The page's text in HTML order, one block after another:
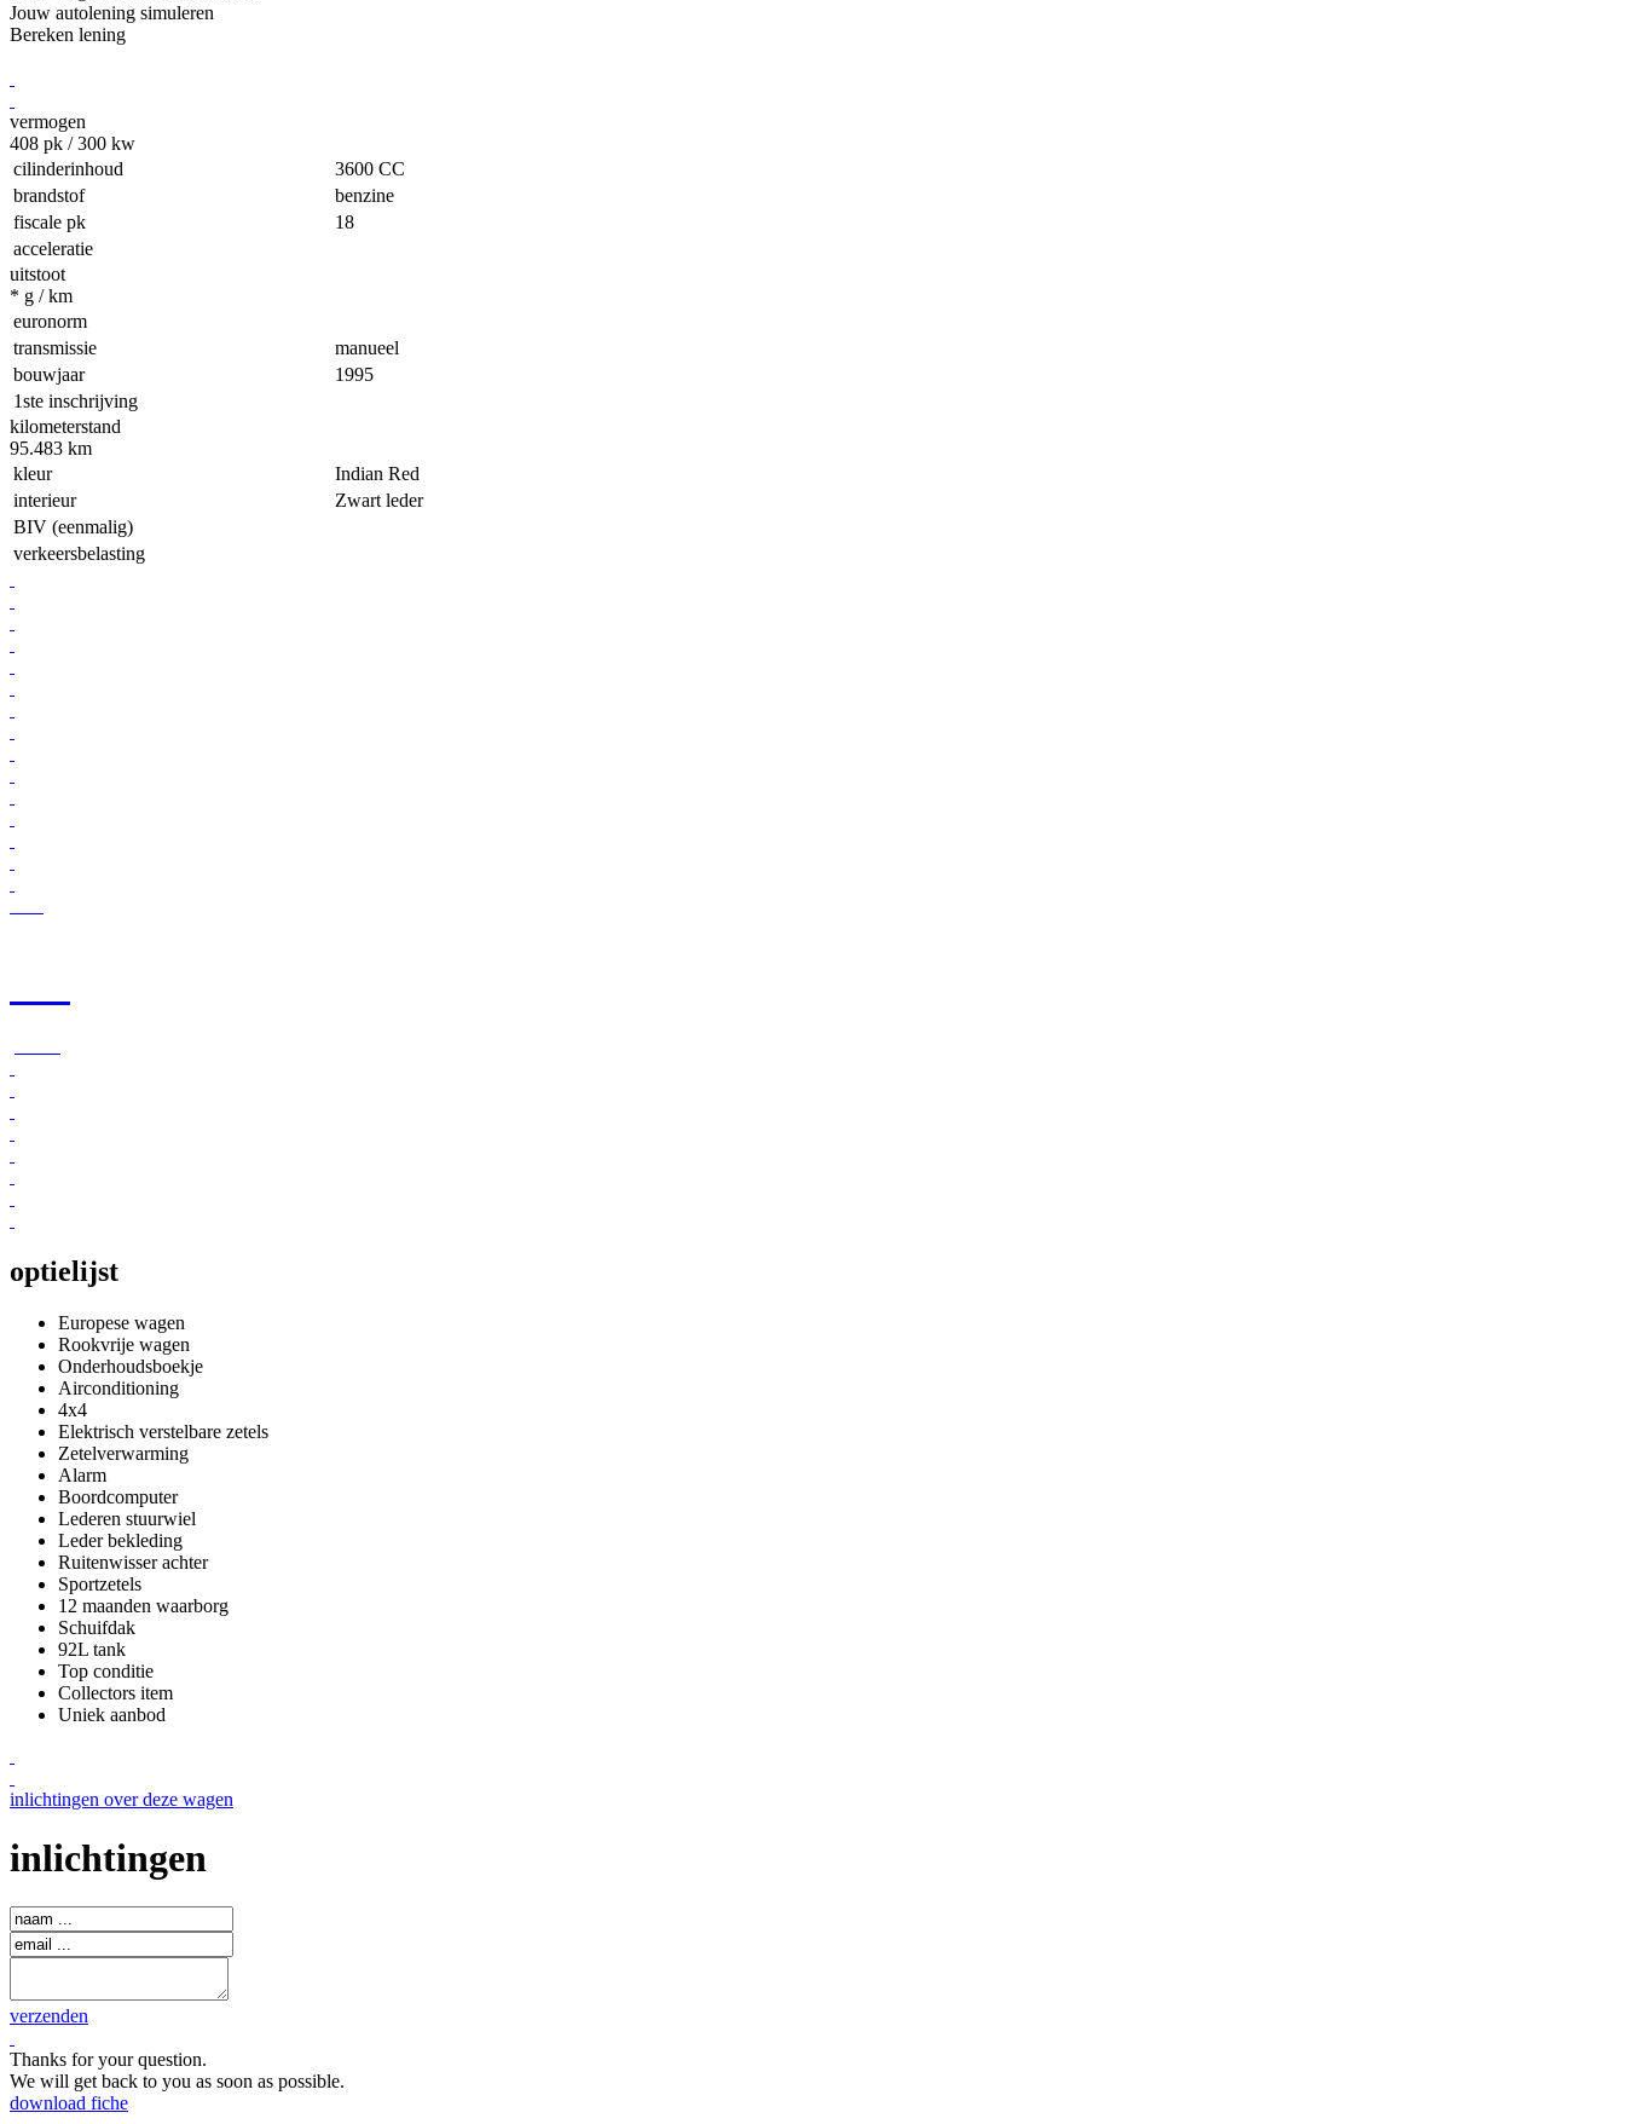
Jouw autolening simuleren
Bereken lening
vermogen
408 pk / 300 kw
cilinderinhoud
3600 CC
brandstof
benzine
fiscale pk
18
acceleratie
uitstoot
* g / km
euronorm
transmissie
manueel
bouwjaar
1995
1ste inschrijving
kilometerstand
95.483 km
kleur
Indian Red
interieur
Zwart leder
BIV (eenmalig)
verkeersbelasting
optielijst
Europese wagen
Rookvrije wagen
Onderhoudsboekje
Airconditioning
4x4
Elektrisch verstelbare zetels
Zetelverwarming
Alarm
Boordcomputer
Lederen stuurwiel
Leder bekleding
Ruitenwisser achter
Sportzetels
12 maanden waarborg
Schuifdak
92L tank
Top conditie
Collectors item
Uniek aanbod
inlichtingen over deze wagen
inlichtingen
verzenden
Thanks for your question.
We will get back to you as soon as possible.
download fiche